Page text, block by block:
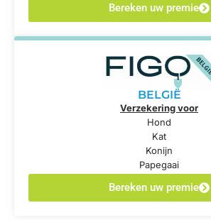
Bereken uw premie
BELGIË
Verzekering voor
Hond
Kat
Konijn
Papegaai
Bereken uw premie